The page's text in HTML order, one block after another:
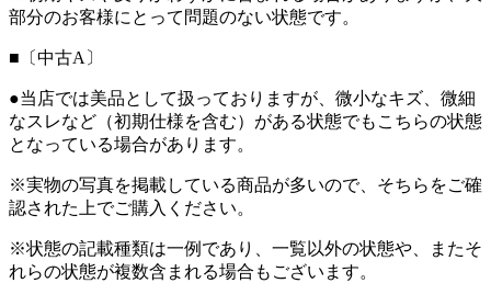
部分のお客様にとって問題のない状態です。
■〔中古A〕
●当店では美品として扱っておりますが、微小なキズ、微細
なスレなど（初期仕様を含む）がある状態でもこちらの状態
となっている場合があります。
※実物の写真を掲載している商品が多いので、そちらをご確
認された上でご購入ください。
※状態の記載種類は一例であり、一覧以外の状態や、またそ
れらの状態が複数含まれる場合もございます。